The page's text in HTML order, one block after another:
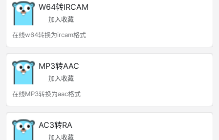
W64转IRCAM
加入收藏
在线w64转换为ircam格式
MP3转AAC
加入收藏
在线MP3转换为aac格式
AC3转RA
加入收藏